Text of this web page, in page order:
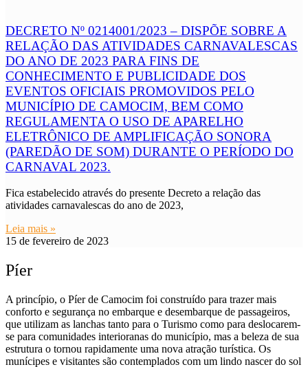
DECRETO Nº 0214001/2023 – DISPÕE SOBRE A
RELAÇÃO DAS ATIVIDADES CARNAVALESCAS
DO ANO DE 2023 PARA FINS DE
CONHECIMENTO E PUBLICIDADE DOS
EVENTOS OFICIAIS PROMOVIDOS PELO
MUNICÍPIO DE CAMOCIM, BEM COMO
REGULAMENTA O USO DE APARELHO
ELETRÔNICO DE AMPLIFICAÇÃO SONORA
(PAREDÃO DE SOM) DURANTE O PERÍODO DO
CARNAVAL 2023.
Fica estabelecido através do presente Decreto a relação das
atividades carnavalescas do ano de 2023,
Leia mais »
15 de fevereiro de 2023
Píer
A princípio, o Píer de Camocim foi construído para trazer mais
conforto e segurança no embarque e desembarque de passageiros,
que utilizam as lanchas tanto para o Turismo como para deslocarem-
se para comunidades interioranas do município, mas a beleza de sua
estrutura o tornou rapidamente uma nova atração turística. Os
munícipes e visitantes são contemplados com um lindo nascer do sol